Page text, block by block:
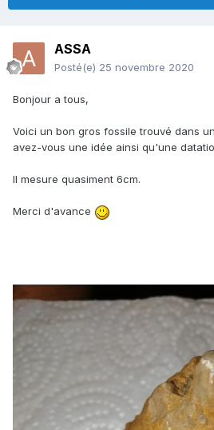
ASSA
Posté(e) 25 novembre 2020
Bonjour a tous,
Voici un bon gros fossile trouvé dans
avez-vous une idée ainsi qu'une
Il mesure quasiment 6cm.
Merci d'avance